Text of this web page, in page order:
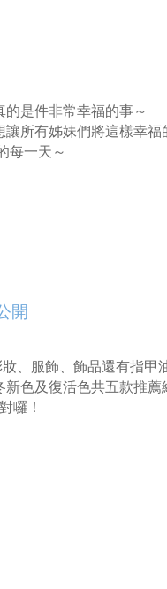
的是件非常幸福的事～
所有姊妹們將這樣幸福
每一天～
開
、服飾、飾品還有指甲
色及復活色共五款推薦
囉！